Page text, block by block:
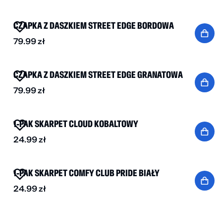
CZAPKA Z DASZKIEM STREET EDGE BORDOWA
79.99zł
CZAPKA Z DASZKIEM STREET EDGE GRANATOWA
79.99zł
1-PAK SKARPET CLOUD KOBALTOWY
24.99zł
1-PAK SKARPET COMFY CLUB PRIDE BIAŁY
24.99zł